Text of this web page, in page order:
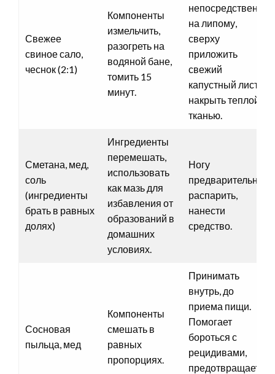
Свежее
свиное сало,
чеснок (2:1)
Компоненты
измельчить,
разогреть на
водяной бане,
томить 15
минут.
непосредственно
на липому,
сверху
приложить
свежий
капустный лист,
накрыть теплой
тканью.
Сметана, мед,
соль
(ингредиенты
брать в равных
долях)
Ингредиенты
перемешать,
использовать
как мазь для
избавления от
образований в
домашних
условиях.
Ногу
предварительно
распарить,
нанести
средство.
Сосновая
пыльца, мед
Компоненты
смешать в
равных
пропорциях.
Принимать
внутрь, до
приема пищи.
Помогает
бороться с
рецидивами,
предотвращает